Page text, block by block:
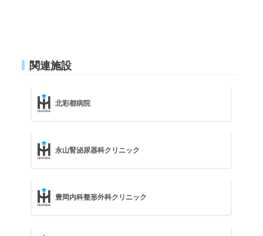
関連施設
北彩都病院
永山腎泌尿器科クリニック
豊岡内科整形外科クリニック